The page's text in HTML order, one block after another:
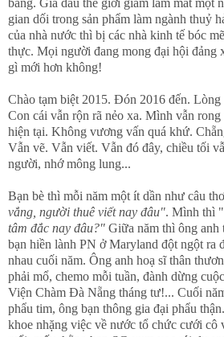
băng. Giá dầu thế giới giảm làm mất một
gian dối trong sản phẩm làm ngành thuỷ
của nhà nước thì bị các nhà kinh tế bóc
thực. Mọi người đang mong đại hội đảng
gì mới hơn không!
Chào tạm biệt 2015. Đón 2016 đến.
Con cái vẫn rộn rã nẻo xa. Mình vẫn
hiện tại. Không vương vấn quá khứ.
Vẫn vẽ. Vẫn viết. Vẫn đó đây, chiều tối
người, nhớ mông lung...
Bạn bè thì mỗi năm một ít dần như câu
vắng, người thuê viết nay đâu". Mình thì "
tâm đắc nay đâu?" Giữa năm thì ông
bạn hiền lành PN ở Maryland đột ngột ra
nhau cuối năm. Ông anh hoạ sĩ thân
phải mổ, chemo mỗi tuần, đành dừng
Viện Chàm Đà Nẵng tháng tư!... Cuối
phẩu tim, ông bạn thông gia đại phẩu
khoe nhặng việc về nước tổ chức cưới cô